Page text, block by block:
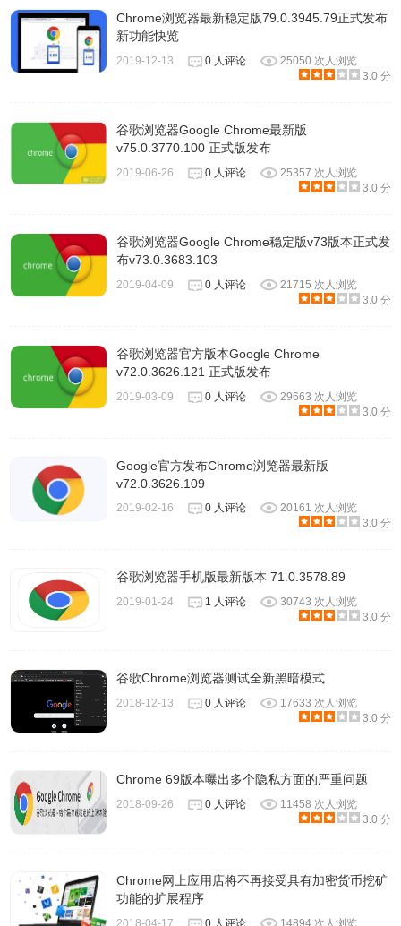
最初，Chromium由Google构建，是构建Google Chrome网
络浏览器的第一步，但由于其开源分发，其他开发人员维护
了Chromium。Chromium Web浏览器的一些最重要的安全相
何网站的安全连接的扩展SSL支持。此外，开源的Chromium
网络浏览器还内置了对通过Google Chrome网上应用店提供
Chromium浏览器背后的开发团队蓬勃发展，以实现最具创
新性和新的隐私功能，以便始终增强并保持其隐私功能为最
新。此外，如果您是谷歌Chrome浏览器的忠实粉丝，如果您
新功能和工具，您一定要尝试使用Chromium。
Chromium浏览器常见问题
问：chrome与chromium有什么区别？
1、安装模式 Chromium可以免安装，下载zip压缩包后解压
Chrome浏览器最新稳定版79.0.3945.79正式发布
新功能快览
2019-12-13 0 人评论
25050 次人浏览
3.0 分
谷歌浏览器Google Chrome最新版
v75.0.3770.100 正式版发布
2019-06-26 0 人评论
25357 次人浏览
3.0 分
谷歌浏览器Google Chrome稳定版v73版本正式发
布v73.0.3683.103
2019-04-09 0 人评论
21715 次人浏览
3.0 分
谷歌浏览器官方版本Google Chrome
v72.0.3626.121 正式版发布
2019-03-09 0 人评论
29663 次人浏览
3.0 分
Google官方发布Chrome浏览器最新版
v72.0.3626.109
2019-02-16 0 人评论
20161 次人浏览
3.0 分
谷歌浏览器手机版最新版本 71.0.3578.89
2019-01-24 1 人评论
30743 次人浏览
3.0 分
谷歌Chrome浏览器测试全新黑暗模式
2018-12-13 0 人评论
17633 次人浏览
3.0 分
Chrome 69版本曝出多个隐私方面的严重问题
2018-09-26 0 人评论
11458 次人浏览
3.0 分
Chrome网上应用店将不再接受具有加密货币挖矿
功能的扩展程序
2018-04-17 0 人评论 14894 次人浏览